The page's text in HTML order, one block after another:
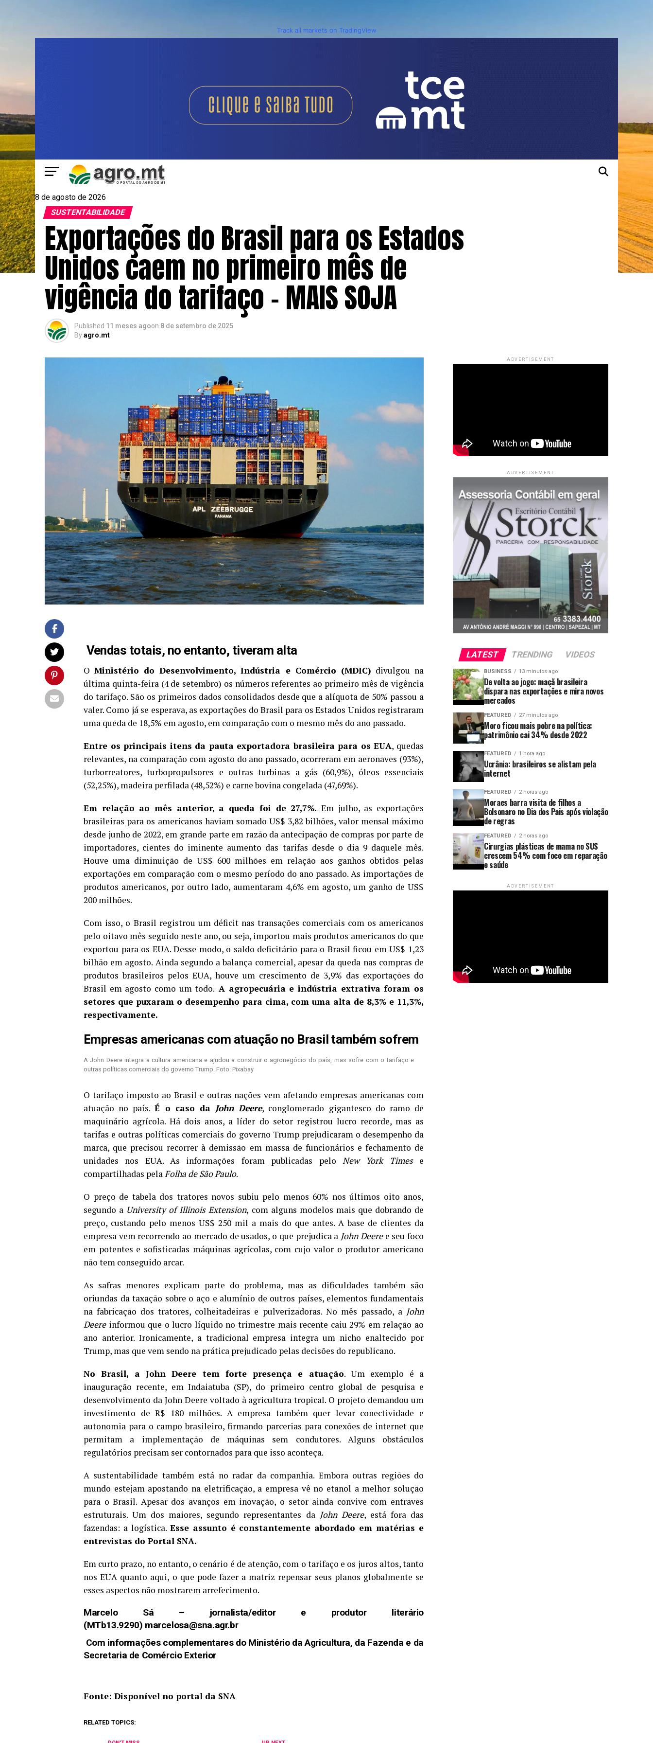
Track all markets on TradingView
8 de agosto de 2026
SUSTENTABILIDADE
Exportações do Brasil para os Estados
Unidos caem no primeiro mês de
vigência do tarifaço – MAIS SOJA
Published 11 meses agoon 8 de setembro de 2025
Byagro.mt
Vendas totais, no entanto, tiveram alta
OMinistério do Desenvolvimento, Indústria e Comércio (MDIC) divulgou na
última quinta-feira (4 de setembro) os números referentes ao primeiro mês de vigência
do tarifaço. São os primeiros dados consolidados desde que a alíquota de 50% passou a
valer. Como já se esperava, as exportações do Brasil para os Estados Unidos registraram
uma queda de 18,5% em agosto, em comparação com o mesmo mês do ano passado.
Entre os principais itens da pauta exportadora brasileira para os EUA, quedas
relevantes, na comparação com agosto do ano passado, ocorreram em aeronaves (93%),
turborreatores, turbopropulsores e outras turbinas a gás (60,9%), óleos essenciais
(52,25%), madeira perfilada (48,52%) e carne bovina congelada (47,69%).
Em relação ao mês anterior, a queda foi de 27,7%. Em julho, as exportações
brasileiras para os americanos haviam somado US$ 3,82 bilhões, valor mensal máximo
desde junho de 2022, em grande parte em razão da antecipação de compras por parte de
importadores, cientes do iminente aumento das tarifas desde o dia 9 daquele mês.
Houve uma diminuição de US$ 600 milhões em relação aos ganhos obtidos pelas
exportações em comparação com o mesmo período do ano passado. As importações de
produtos americanos, por outro lado, aumentaram 4,6% em agosto, um ganho de US$
200 milhões.
Com isso, o Brasil registrou um déficit nas transações comerciais com os americanos
pelo oitavo mês seguido neste ano, ou seja, importou mais produtos americanos do que
exportou para os EUA. Desse modo, o saldo deficitário para o Brasil ficou em US$ 1,23
bilhão em agosto. Ainda segundo a balança comercial, apesar da queda nas compras de
produtos brasileiros pelos EUA, houve um crescimento de 3,9% das exportações do
Brasil em agosto como um todo. A agropecuária e indústria extrativa foram os
setores que puxaram o desempenho para cima, com uma alta de 8,3% e 11,3%,
respectivamente.
Empresas americanas com atuação no Brasil também sofrem
A John Deere integra a cultura americana e ajudou a construir o agronegócio do país, mas sofre com o tarifaço e
outras políticas comerciais do governo Trump. Foto: Pixabay
O tarifaço imposto ao Brasil e outras nações vem afetando empresas americanas com
atuação no país.É o caso da John Deere, conglomerado gigantesco do ramo de
maquinário agrícola. Há dois anos, a líder do setor registrou lucro recorde, mas as
tarifas e outras políticas comerciais do governo Trump prejudicaram o desempenho da
marca, que precisou recorrer à demissão em massa de funcionários e fechamento de
unidades nos EUA. As informações foram publicadas pelo New York Timese
compartilhadas pelaFolha de São Paulo.
O preço de tabela dos tratores novos subiu pelo menos 60% nos últimos oito anos,
segundo a University of Illinois Extension, com alguns modelos mais que dobrando de
preço, custando pelo menos US$ 250 mil a mais do que antes. A base de clientes da
empresa vem recorrendo ao mercado de usados, o que prejudica a John Deeree seu foco
em potentes e sofisticadas máquinas agrícolas, com cujo valor o produtor americano
não tem conseguido arcar.
As safras menores explicam parte do problema, mas as dificuldades também são
oriundas da taxação sobre o aço e alumínio de outros países, elementos fundamentais
na fabricação dos tratores, colheitadeiras e pulverizadoras. No mês passado, a John
Deereinformou que o lucro líquido no trimestre mais recente caiu 29% em relação ao
ano anterior. Ironicamente, a tradicional empresa integra um nicho enaltecido por
Trump, mas que vem sendo na prática prejudicado pelas decisões do republicano.
No Brasil, a John Deere tem forte presença e atuação. Um exemplo é a
inauguração recente, em Indaiatuba (SP), do primeiro centro global de pesquisa e
desenvolvimento da John Deere voltado à agricultura tropical. O projeto demandou um
investimento de R$ 180 milhões. A empresa também quer levar conectividade e
autonomia para o campo brasileiro, firmando parcerias para conexões de internet que
permitam a implementação de máquinas sem condutores. Alguns obstáculos
regulatórios precisam ser contornados para que isso aconteça.
A sustentabilidade também está no radar da companhia. Embora outras regiões do
mundo estejam apostando na eletrificação, a empresa vê no etanol a melhor solução
para o Brasil. Apesar dos avanços em inovação, o setor ainda convive com entraves
estruturais. Um dos maiores, segundo representantes da John Deere, está fora das
fazendas: a logística. Esse assunto é constantemente abordado em matérias e
entrevistas do Portal SNA.
Em curto prazo, no entanto, o cenário é de atenção, com o tarifaço e os juros altos, tanto
nos EUA quanto aqui, o que pode fazer a matriz repensar seus planos globalmente se
esses aspectos não mostrarem arrefecimento.
Marcelo Sá – jornalista/editor e produtor literário
(MTb13.9290) marcelosa@sna.agr.br
Com informações complementares do Ministério da Agricultura, da Fazenda e da
Secretaria de Comércio Exterior
Fonte: Disponível no portal da SNA
RELATED TOPICS:
ADVERTISEMENT
ADVERTISEMENT
LATEST TRENDING VIDEOS
BUSINESS 13 minutos ago
De volta ao jogo: maçã brasileira
dispara nas exportações e mira novos
mercados
FEATURED 27 minutos ago
Moro ficou mais pobre na política:
patrimônio cai 34% desde 2022
FEATURED 1 hora ago
Ucrânia: brasileiros se alistam pela
internet
FEATURED 2 horas ago
Moraes barra visita de filhos a
Bolsonaro no Dia dos Pais após violação
de regras
FEATURED 2 horas ago
Cirurgias plásticas de mama no SUS
crescem 54% com foco em reparação
e saúde
ADVERTISEMENT